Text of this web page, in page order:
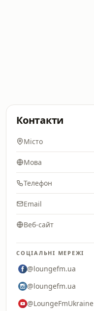
Контакти
Місто
Мова
Телефон
Email
Веб-сайт
СОЦІАЛЬНІ МЕРЕЖІ
@loungefm.ua
@loungefm.ua
@LoungeFmUkraine